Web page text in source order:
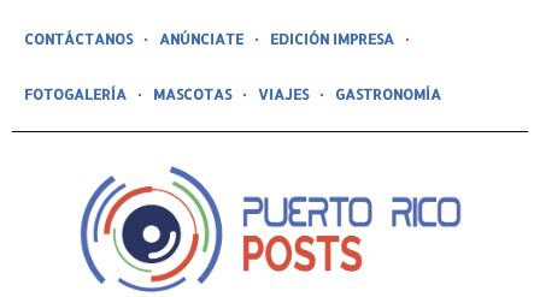
CONTÁCTANOS ANÚNCIATE EDICIÓN IMPRESA
FOTOGALERÍA MASCOTAS VIAJES GASTRONOMÍA